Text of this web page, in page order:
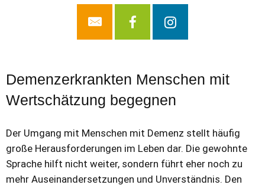
Demenzerkrankten Menschen mit
Wertschätzung begegnen
Der Umgang mit Menschen mit Demenz stellt häufig
große Herausforderungen im Leben dar. Die gewohnte
Sprache hilft nicht weiter, sondern führt eher noch zu
mehr Auseinandersetzungen und Unverständnis. Den